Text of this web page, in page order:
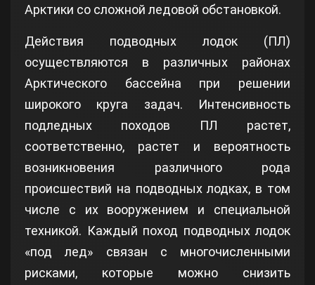
Арктики со сложной ледовой обстановкой.
Действия подводных лодок (ПЛ)
осуществляются в различных районах
Арктического бассейна при решении
широкого круга задач. Интенсивность
подледных походов ПЛ растет,
соответственно, растет и вероятность
возникновения различного рода
происшествий на подводных лодках, в том
числе с их вооружением и специальной
техникой. Каждый поход подводных лодок
«под лед» связан с многочисленными
рисками, которые можно снизить